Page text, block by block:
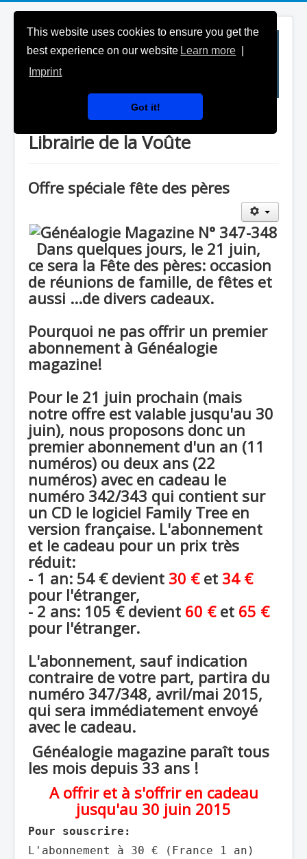
This website uses cookies to ensure you get the
best experience on our website Learn more
Imprint
Got it!
Généalogie Magazine & la
Librairie de la Voûte
Offre spéciale fête des pères
Dans quelques jours, le 21 juin,
ce sera la Fête des pères: occasion
de réunions de famille, de fêtes et
aussi ...de divers cadeaux.
Pourquoi ne pas offrir un premier
abonnement à Généalogie
magazine!
Pour le 21 juin prochain (mais
notre offre est valable jusqu'au 30
juin), nous proposons donc un
premier abonnement d'un an (11
numéros) ou deux ans (22
numéros) avec en cadeau le
numéro 342/343 qui contient sur
un CD le logiciel Family Tree en
version française. L'abonnement
et le cadeau pour un prix très
réduit:
- 1 an: 54 € devient 30 €et 34 €
pour l'étranger,
- 2 ans: 105 € devient 60 €et 65 €
pour l'étranger.
L'abonnement, sauf indication
contraire de votre part, partira du
numéro 347/348, avril/mai 2015,
qui sera immédiatement envoyé
avec le cadeau.
Généalogie magazine paraît tous
les mois depuis 33 ans !
A offrir et à s'offrir en cadeau
jusqu'au 30 juin 2015
Pour souscrire:
L'abonnement à 30 € (France 1 an)